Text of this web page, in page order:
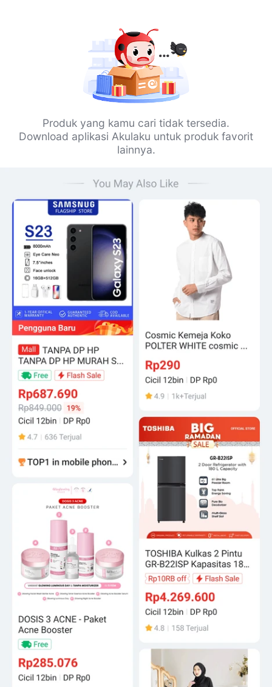
Produk yang kamu cari tidak tersedia.
Download aplikasi Akulaku untuk produk favorit
lainnya.